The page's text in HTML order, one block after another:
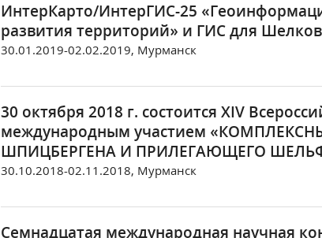
ИнтерКарто/ИнтерГИС-25
развития территорий» и ГИС для
30.01.2019-02.02.2019, Мурманск
30 октября 2018 г. состоится XIV
международным участием
ШПИЦБЕРГЕНА И ПРИЛЕГАЮЩЕГО
30.10.2018-02.11.2018, Мурманск
Семнадцатая международная научная